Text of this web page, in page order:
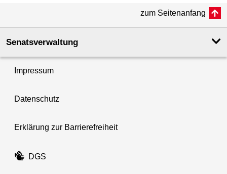
zum Seitenanfang
Senatsverwaltung
Impressum
Datenschutz
Erklärung zur Barrierefreiheit
DGS